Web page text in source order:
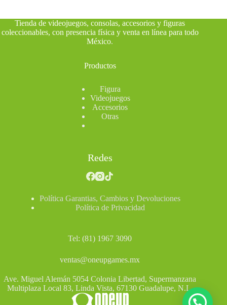
Tienda de videojuegos, consolas, accesorios y figuras
coleccionables, con presencia física y venta en línea para todo
México.
Productos
Figura
Videojuegos
Accesorios
Otras
Redes
Política Garantias, Cambios y Devoluciones
Política de Privacidad
Tel: (81) 1967 3090
ventas@oneupgames.mx
Ave. Miguel Alemán 5054 Colonia Libertad, Supermanzana
Multiplaza Local 83, Linda Vista, 67130 Guadalupe, N.L.